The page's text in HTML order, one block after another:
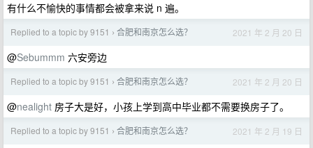
有什么不愉快的事情都会被拿来说 n 遍。
Replied to a topic by 9151 › 合肥和南京怎么选？ 2021 年 2 月 20 日
@Sebummm 六安旁边
Replied to a topic by 9151 › 合肥和南京怎么选？ 2021 年 2 月 20 日
@nealight 房子大是好，小孩上学到高中毕业都不需要换房子了。
Replied to a topic by 9151 › 合肥和南京怎么选？ 2021 年 2 月 19 日